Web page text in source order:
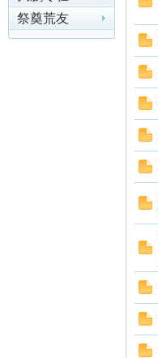
祭奠荒友